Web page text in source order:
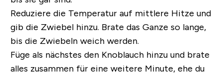
Reduziere die Temperatur auf mittlere Hitze und
gib die Zwiebel hinzu. Brate das Ganze so lange,
bis die Zwiebeln weich werden.
Füge als nächstes den Knoblauch hinzu und brate
alles zusammen für eine weitere Minute, ehe du